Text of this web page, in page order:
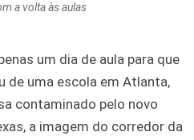
a volta às aulas
um dia de aula para que
de uma escola em Atlanta,
contaminado pelo novo
a imagem do corredor da